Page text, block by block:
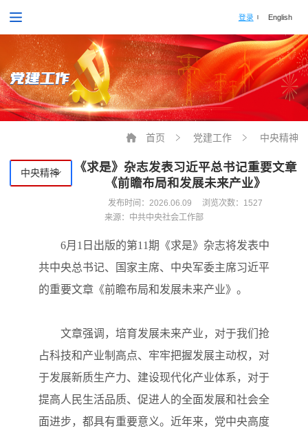
登录 English
党建工作
首页 党建工作 中央精神
中央精神
《求是》杂志发表习近平总书记重要文章
《前瞻布局和发展未来产业》
发布时间： 2026.06.09
浏览次数：1527
来源：中共中央社会工作部
6月1日出版的第11期《求是》杂志将发表中
共中央总书记、国家主席、中央军委主席习近平
的重要文章《前瞻布局和发展未来产业》。
文章强调，培育发展未来产业，对于我们抢
占科技和产业制高点、牢牢把握发展主动权，对
于发展新质生产力、建设现代化产业体系，对于
提高人民生活品质、促进人的全面发展和社会全
面进步，都具有重要意义。近年来，党中央高度